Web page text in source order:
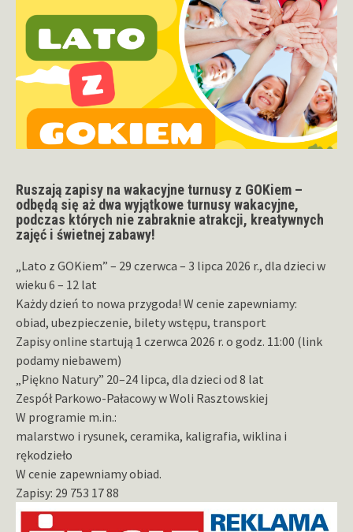
Ruszają zapisy na wakacyjne turnusy z GOKiem –
odbędą się aż dwa wyjątkowe turnusy wakacyjne,
podczas których nie zabraknie atrakcji, kreatywnych
zajęć i świetnej zabawy!
„Lato z GOKiem” – 29 czerwca – 3 lipca 2026 r., dla dzieci w
wieku 6 – 12 lat
Każdy dzień to nowa przygoda! W cenie zapewniamy:
obiad, ubezpieczenie, bilety wstępu, transport
Zapisy online startują 1 czerwca 2026 r. o godz. 11:00 (link
podamy niebawem)
„Piękno Natury” 20–24 lipca, dla dzieci od 8 lat
Zespół Parkowo-Pałacowy w Woli Rasztowskiej
W programie m.in.:
malarstwo i rysunek, ceramika, kaligrafia, wiklina i
rękodzieło
W cenie zapewniamy obiad.
Zapisy: 29 753 17 88